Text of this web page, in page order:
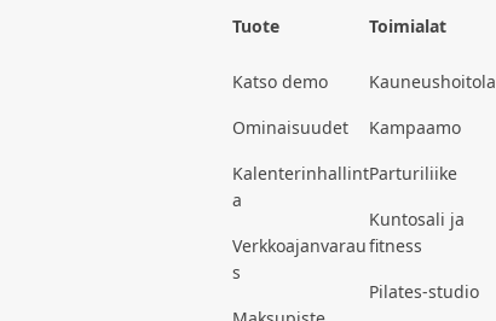
Tuote
Katso demo
Ominaisuudet
Kalenterinhallint
a
Verkkoajanvarau
s
Toimialat
Kauneushoitola
Kampaamo
Parturiliike
Kuntosali ja
fitness
Pilates-studio